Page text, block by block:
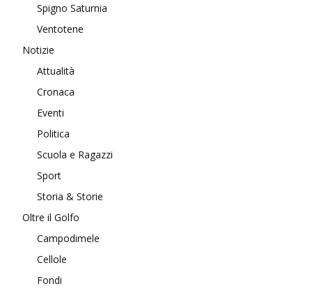
Spigno Saturnia
Ventotene
Notizie
Attualità
Cronaca
Eventi
Politica
Scuola e Ragazzi
Sport
Storia & Storie
Oltre il Golfo
Campodimele
Cellole
Fondi